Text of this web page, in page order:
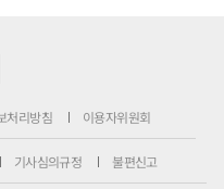
처리방침 이용자위원회
기사심의규정 불편신고